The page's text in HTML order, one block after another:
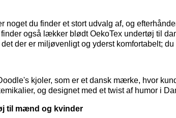
noget du finder et stort udvalg af, og
også lækker blødt OekoTex undertøj til
der er miljøvenligt og yderst komfortabelt; du
kjoler, som er et dansk mærke, hvor
og designet med et twist af humor i
til mænd og kvinder